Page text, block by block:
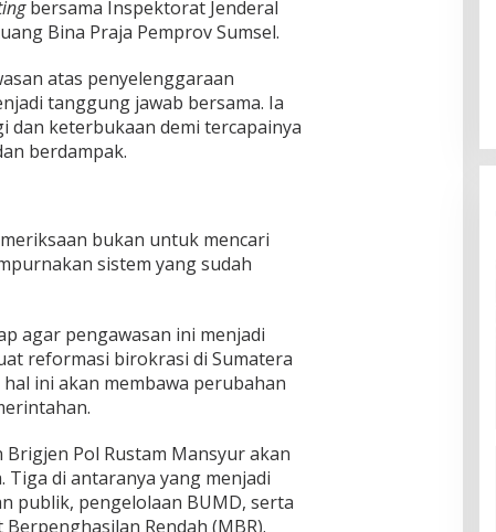
bersama Inspektorat Jenderal
Bina Praja Pemprov Sumsel.
atas penyelenggaraan
tanggung jawab bersama. Ia
dan keterbukaan demi tercapainya
berdampak.
bukan untuk mencari
sistem yang sudah
agar pengawasan ini menjadi
reformasi birokrasi di Sumatera
ini akan membawa perubahan
Pol Rustam Mansyur akan
di antaranya yang menjadi
publik, pengelolaan BUMD, serta
Rendah (MBR).
Ini Dia Hubungan Partai Garuda
In Berita, Politik